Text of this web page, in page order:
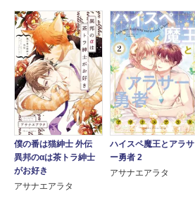
僕の番は猫紳士 外伝
異邦のαは茶トラ紳士
がお好き
アサナエアラタ
ハイスペ魔王とアラサ
ー勇者 2
アサナエアラタ